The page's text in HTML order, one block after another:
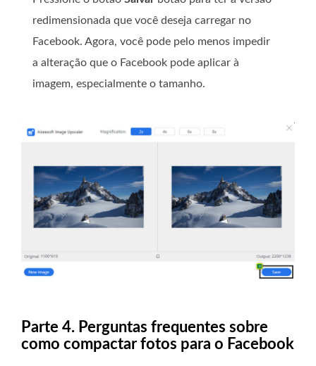
redimensionada que você deseja carregar no
Facebook. Agora, você pode pelo menos impedir
a alteração que o Facebook pode aplicar à
imagem, especialmente o tamanho.
Parte 4. Perguntas frequentes sobre
como compactar fotos para o Facebook